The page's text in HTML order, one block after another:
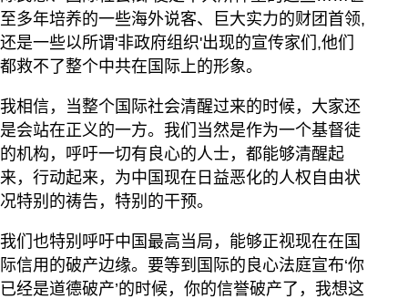
至多年培养的一些海外说客、巨大实力的财团首领,
还是一些以所谓'非政府组织'出现的宣传家们,他们
都救不了整个中共在国际上的形象。
我相信，当整个国际社会清醒过来的时候，大家还
是会站在正义的一方。我们当然是作为一个基督徒
的机构，呼吁一切有良心的人士，都能够清醒起
来，行动起来，为中国现在日益恶化的人权自由状
况特别的祷告，特别的干预。
我们也特别呼吁中国最高当局，能够正视现在在国
际信用的破产边缘。要等到国际的良心法庭宣布‘你
已经是道德破产’的时候，你的信誉破产了，我想这